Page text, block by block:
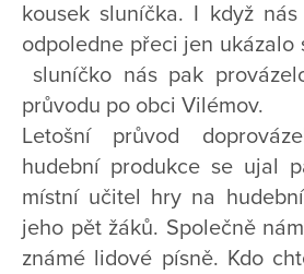
kousek sluníčka. I když
odpoledne přeci jen ukázalo
sluníčko nás pak
průvodu po obci Vilémov.
Letošní průvod
hudební produkce se ujal
místní učitel hry na
jeho pět žáků. Společně
známé lidové písně. Kdo